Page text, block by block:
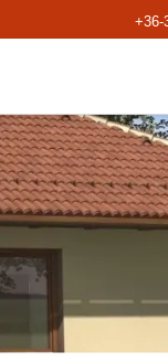
+36-